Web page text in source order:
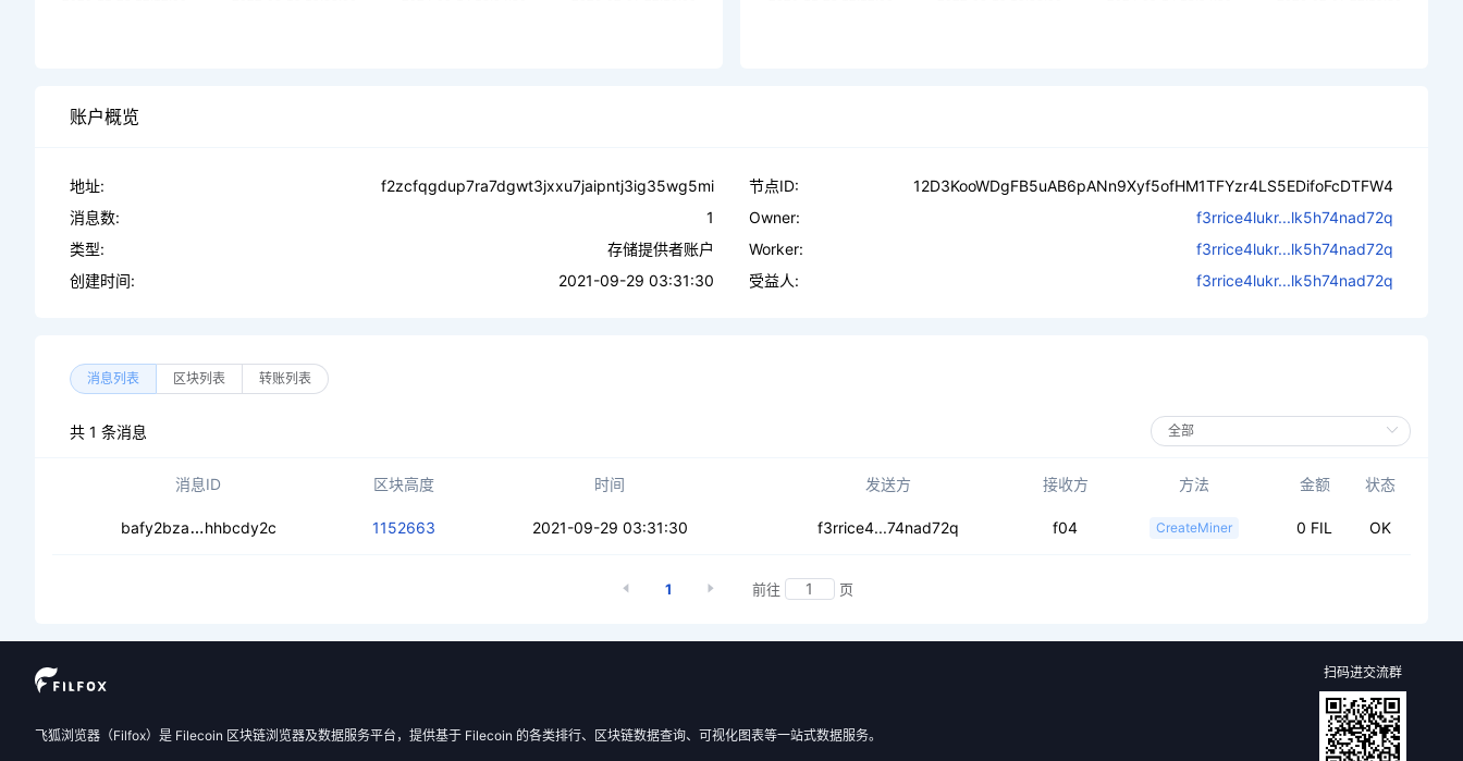
账户概览
地址:
f2zcfqgdup7ra7dgwt3jxxu7jaipntj3ig35wg5mi
消息数:
1
类型:
存储提供者账户
创建时间:
2021-09-29 03:31:30
节点ID:
12D3KooWDgFB5uAB6pANn9Xyf5ofHM1TFYzr4LS5EDifoFcDTFW4
Owner:
f3rrice4lukr...lk5h74nad72q
Worker:
f3rrice4lukr...lk5h74nad72q
受益人:
f3rrice4lukr...lk5h74nad72q
消息列表 区块列表 转账列表
共 1 条消息
消息ID 区块高度 时间 发送方 接收方 方法 金额 状态
bafy2bza cedpymg6s7zrniazxuau727o5i5mata56xpvzslfp7mm3a
hhbcdy2c 1152663 2021-09-29 03:31:30 f3rrice4...74nad72q f04 CreateMiner 0 FIL OK
1 前往 页
飞狐浏览器（Filfox）是 Filecoin 区块链浏览器及数据服务平台，提供基于 Filecoin 的各类排行、区块链数据查询、可视化图表等一站式数据服务。
扫码进交流群